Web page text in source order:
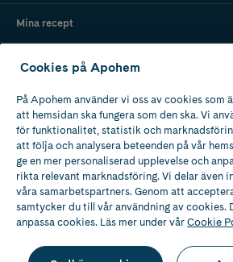
Mina recept
Apotek med tillstånd
av Läkemedelsverket
Cookies på Apohem
På Apohem använder vi oss av cookies som
att hemsidan ska fungera som den ska. Vi
för funktionalitet, statistik och
att följa och analysera beteenden på vår
ge en mer personaliserad upplevelse och
rikta relevant marknadsföring. Vi delar även
våra samarbetspartners. Genom att
samtycker du till vår användning av cookies.
anpassa cookies. Läs mer under vårCookie